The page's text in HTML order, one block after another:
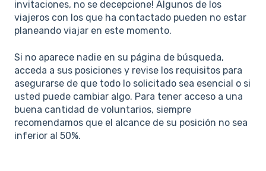
invitaciones, no se decepcione! Algunos de los
viajeros con los que ha contactado pueden no estar
planeando viajar en este momento.
Si no aparece nadie en su página de búsqueda,
acceda a sus posiciones y revise los requisitos para
asegurarse de que todo lo solicitado sea esencial o si
usted puede cambiar algo. Para tener acceso a una
buena cantidad de voluntarios, siempre
recomendamos que el alcance de su posición no sea
inferior al 50%.